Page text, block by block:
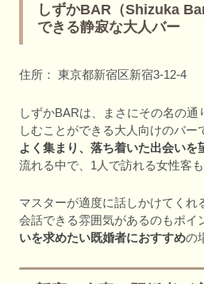
しずかBAR（Shizuka
できる静寂な大人バー
住所： 東京都新宿区新宿3-12-4
しずかBARは、まさにその名の
しむことができる大人向けのバー
よく集まり、落ち着いた出会いを
流れる中で、1人で訪れる女性客も
マスターが適度に話しかけてくれ
会話できる雰囲気があるのもポイ
いを求めたい既婚者におすすめの